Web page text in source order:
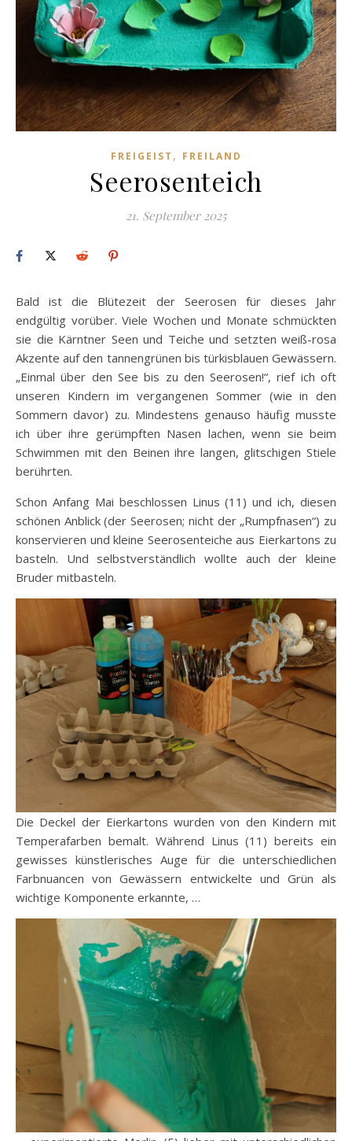
FREIGEIST , FREILAND
Seerosenteich
21. September 2025
Bald ist die Blütezeit der Seerosen für dieses Jahr
endgültig vorüber. Viele Wochen und Monate schmückten
sie die Kärntner Seen und Teiche und setzten weiß-rosa
Akzente auf den tannengrünen bis türkisblauen Gewässern.
„Einmal über den See bis zu den Seerosen!“, rief ich oft
unseren Kindern im vergangenen Sommer (wie in den
Sommern davor) zu. Mindestens genauso häufig musste
ich über ihre gerümpften Nasen lachen, wenn sie beim
Schwimmen mit den Beinen ihre langen, glitschigen Stiele
berührten.
Schon Anfang Mai beschlossen Linus (11) und ich, diesen
schönen Anblick (der Seerosen; nicht der „Rumpfnasen“) zu
konservieren und kleine Seerosenteiche aus Eierkartons zu
basteln. Und selbstverständlich wollte auch der kleine
Bruder mitbasteln.
Die Deckel der Eierkartons wurden von den Kindern mit
Temperafarben bemalt. Während Linus (11) bereits ein
gewisses künstlerisches Auge für die unterschiedlichen
Farbnuancen von Gewässern entwickelte und Grün als
wichtige Komponente erkannte, …